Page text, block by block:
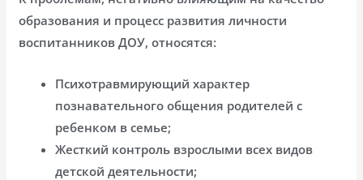
образования и процесс развития личности
воспитанников ДОУ, относятся:
Психотравмирующий характер
познавательного общения родителей с
ребенком в семье;
Жесткий контроль взрослыми всех видов
детской деятельности;